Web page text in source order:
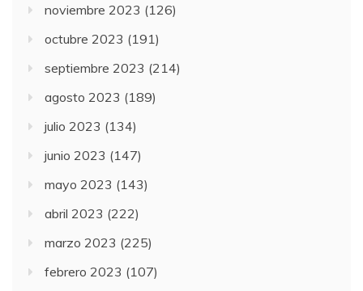
noviembre 2023 (126)
octubre 2023 (191)
septiembre 2023 (214)
agosto 2023 (189)
julio 2023 (134)
junio 2023 (147)
mayo 2023 (143)
abril 2023 (222)
marzo 2023 (225)
febrero 2023 (107)